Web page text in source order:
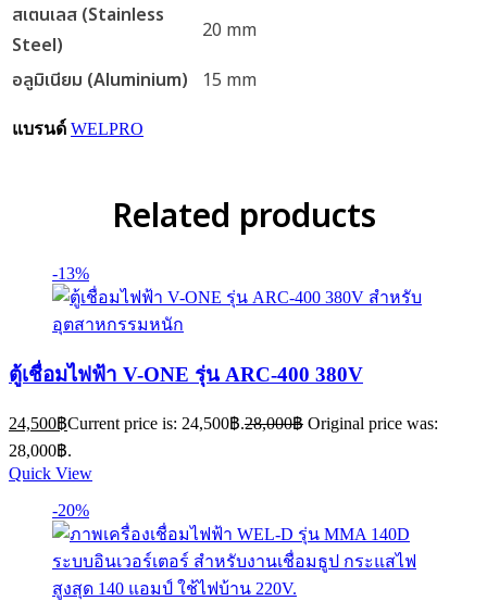
สเตนเลส (Stainless
Steel)
20 mm
อลูมิเนียม (Aluminium)
15 mm
แบรนด์ WELPRO
Related products
-13%
ตู้เชื่อมไฟฟ้า V-ONE รุ่น ARC-400 380V
24,500฿Current price is: 24,500฿.28,000฿ Original price was:
28,000฿.
Quick View
-20%